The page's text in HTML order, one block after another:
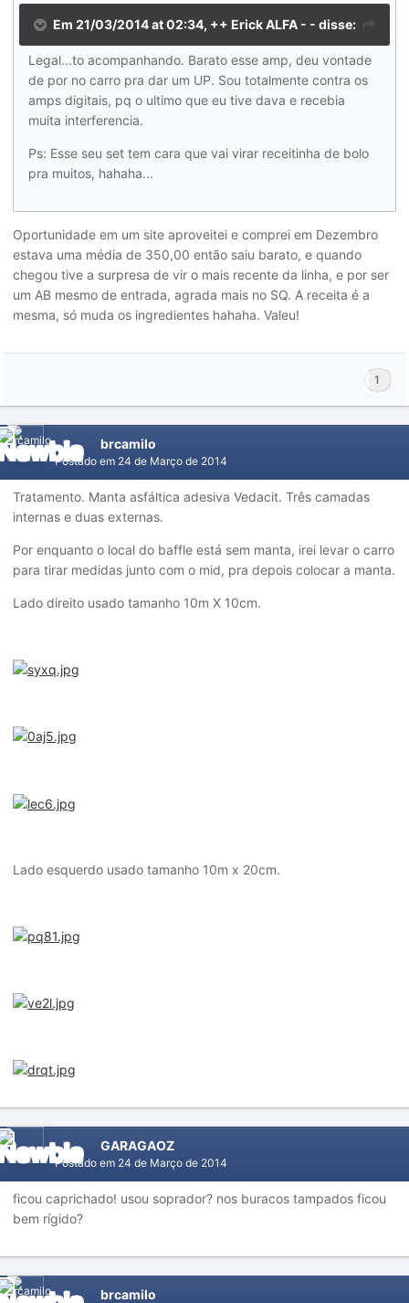
Em 21/03/2014 at 02:34, ++ Erick ALFA - - disse:
Legal...to acompanhando. Barato esse amp, deu vontade
de por no carro pra dar um UP. Sou totalmente contra os
amps digitais, pq o ultimo que eu tive dava e recebia
muita interferencia.
Ps: Esse seu set tem cara que vai virar receitinha de bolo
pra muitos, hahaha...
Oportunidade em um site aproveitei e comprei em Dezembro
estava uma média de 350,00 então saiu barato, e quando
chegou tive a surpresa de vir o mais recente da linha, e por ser
um AB mesmo de entrada, agrada mais no SQ. A receita é a
mesma, só muda os ingredientes hahaha. Valeu!
1
brcamilo
Postado em 24 de Março de 2014
Tratamento. Manta asfáltica adesiva Vedacit. Três camadas
internas e duas externas.
Por enquanto o local do baffle está sem manta, irei levar o carro
para tirar medidas junto com o mid, pra depois colocar a manta.
Lado direito usado tamanho 10m X 10cm.
Lado esquerdo usado tamanho 10m x 20cm.
GARAGAOZ
Postado em 24 de Março de 2014
ficou caprichado! usou soprador? nos buracos tampados ficou
bem rígido?
brcamilo